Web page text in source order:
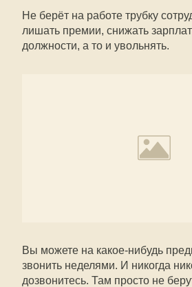
Не берёт на работе трубку
лишать премии, снижать
должности, а то и увольнять.
Вы можете на какое-нибудь
звонить неделями. И никогда
дозвонитесь. Там просто не